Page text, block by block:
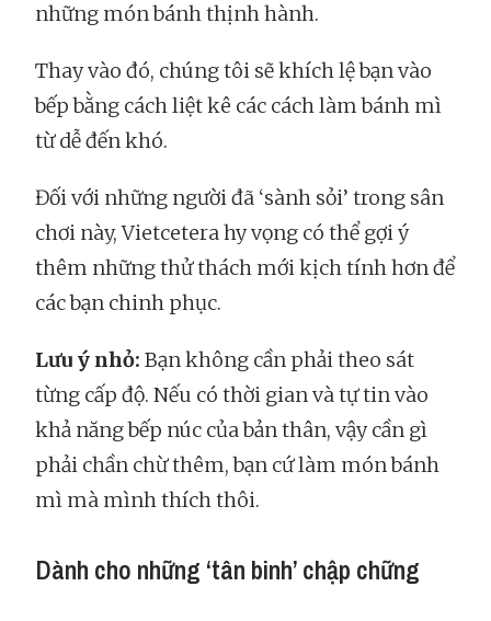
những món bánh thịnh hành.
Thay vào đó, chúng tôi sẽ khích lệ bạn vào
bếp bằng cách liệt kê các cách làm bánh mì
từ dễ đến khó.
Đối với những người đã ‘sành sỏi’ trong sân
chơi này, Vietcetera hy vọng có thể gợi ý
thêm những thử thách mới kịch tính hơn để
các bạn chinh phục.
Lưu ý nhỏ: Bạn không cần phải theo sát
từng cấp độ. Nếu có thời gian và tự tin vào
khả năng bếp núc của bản thân, vậy cần gì
phải chần chừ thêm, bạn cứ làm món bánh
mì mà mình thích thôi.
Dành cho những ‘tân binh’ chập chững